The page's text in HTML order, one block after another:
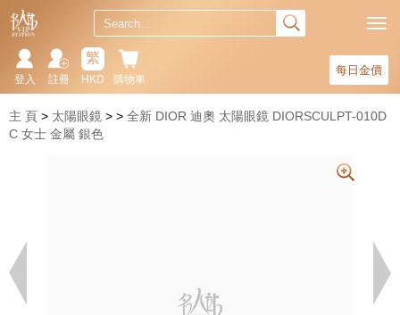
每日金價
購物車
繁
HKD
註冊
登入
主 頁 太陽眼鏡
全新 DIOR 迪奧 太陽眼鏡 DIORSCULPT-010D
C 女士 金屬 銀色